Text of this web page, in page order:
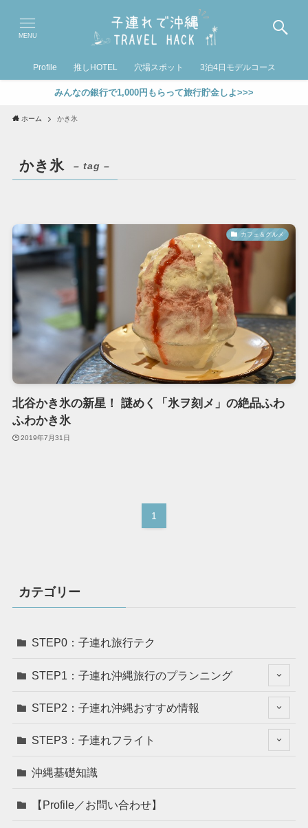
MENU
Profile 推しHOTEL 穴場スポット 3泊4日モデルコース
みんなの銀行で1,000円もらって旅行貯金しよ>>>
ホーム かき氷
かき氷 – tag –
カフェ＆グルメ
北谷かき氷の新星！ 謎めく「氷ヲ刻メ」の絶品ふわ
ふわかき氷
2019年7月31日
1
カテゴリー
STEP0：子連れ旅行テク
STEP1：子連れ沖縄旅行のプランニング
STEP2：子連れ沖縄おすすめ情報
STEP3：子連れフライト
沖縄基礎知識
【Profile／お問い合わせ】